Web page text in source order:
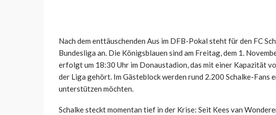
Nach dem enttäuschenden Aus im DFB-Pokal steht für den FC
Bundesliga an. Die Königsblauen sind am Freitag, dem 1.
erfolgt um 18:30 Uhr im Donaustadion, das mit einer Kapazität
der Liga gehört. Im Gästeblock werden rund 2.200 Schalke-Fans
unterstützen möchten.
Schalke steckt momentan tief in der Krise: Seit Kees van